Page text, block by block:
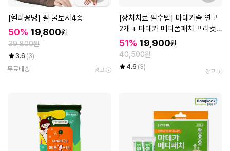
[헬리꽁땡] 펄 쿨토시4종
50% 19,800원
39,800원
3.6 (3)
무료배송
광고
[상처치료 필수템] 마데카솔 연고
2개 + 마데카 메디폼패치 프리컷
2매*3개
51% 19,900원
40,500원
4.6 (3)
광고